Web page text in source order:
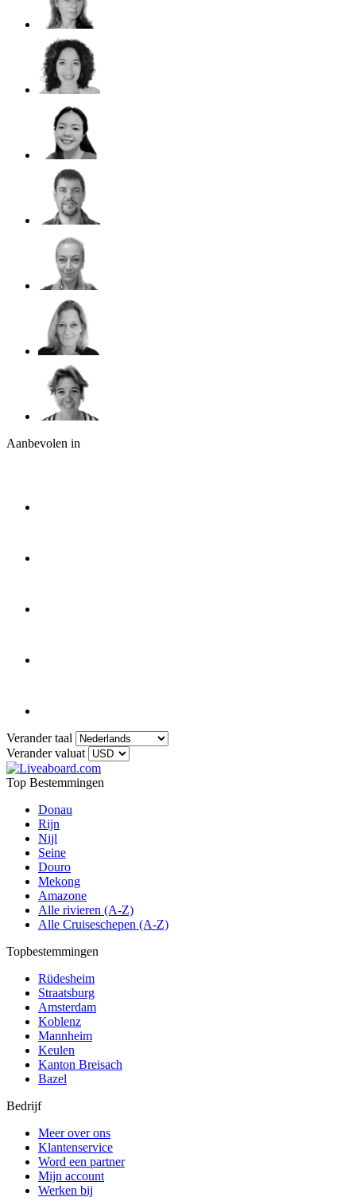
Aanbevolen in
Verander taal
Verander valuat
Top Bestemmingen
Donau
Rijn
Nijl
Seine
Douro
Mekong
Amazone
Alle rivieren (A-Z)
Alle Cruiseschepen (A-Z)
Topbestemmingen
Rüdesheim
Straatsburg
Amsterdam
Koblenz
Mannheim
Keulen
Kanton Breisach
Bazel
Bedrijf
Meer over ons
Klantenservice
Word een partner
Mijn account
Werken bij